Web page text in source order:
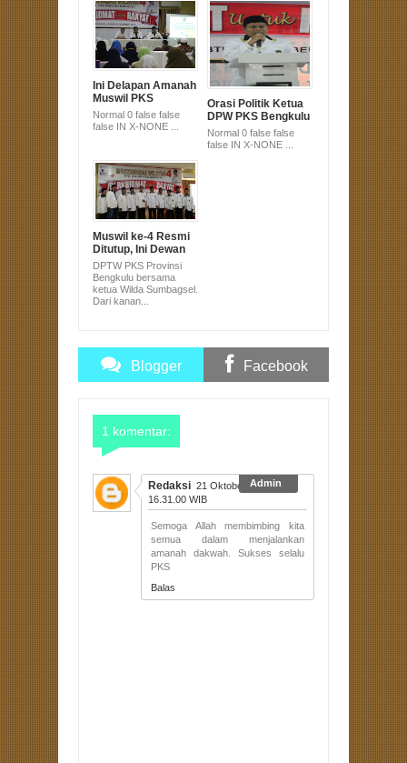
Ini Delapan Amanah
Muswil PKS
Provinsi Bengkulu
Normal 0 false false
false IN X-NONE ...
Orasi Politik Ketua
DPW PKS Bengkulu
Mendorong
Kebijakan Daerah
Normal 0 false false
false IN X-NONE ...
Muswil ke-4 Resmi
Ditutup, Ini Dewan
Pengurus Tingkat
Wilayah PKS
Provinsi Bengkulu
DPTW PKS Provinsi
Bengkulu bersama
ketua Wilda Sumbagsel.
Dari kanan...
Blogger Facebook
1 komentar:
Redaksi 21 Oktober 2015 pukul
16.31.00 WIB
Semoga Allah membimbing kita
semua dalam menjalankan
amanah dakwah. Sukses selalu
PKS
Balas